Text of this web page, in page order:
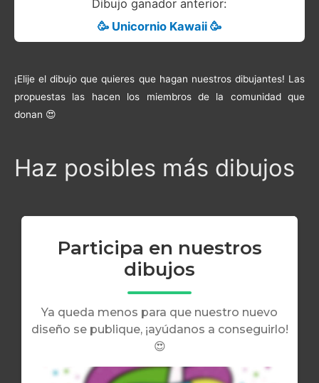
Dibujo ganador anterior:
🥳 Unicornio Kawaii 🥳
¡Elije el dibujo que quieres que hagan nuestros dibujantes! Las
propuestas las hacen los miembros de la comunidad que
donan 😍
Haz posibles más dibujos